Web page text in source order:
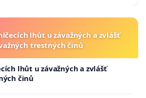
lhůt u závažných a zvlášť
trestných činů
lhůt u závažných a zvlášť
činů